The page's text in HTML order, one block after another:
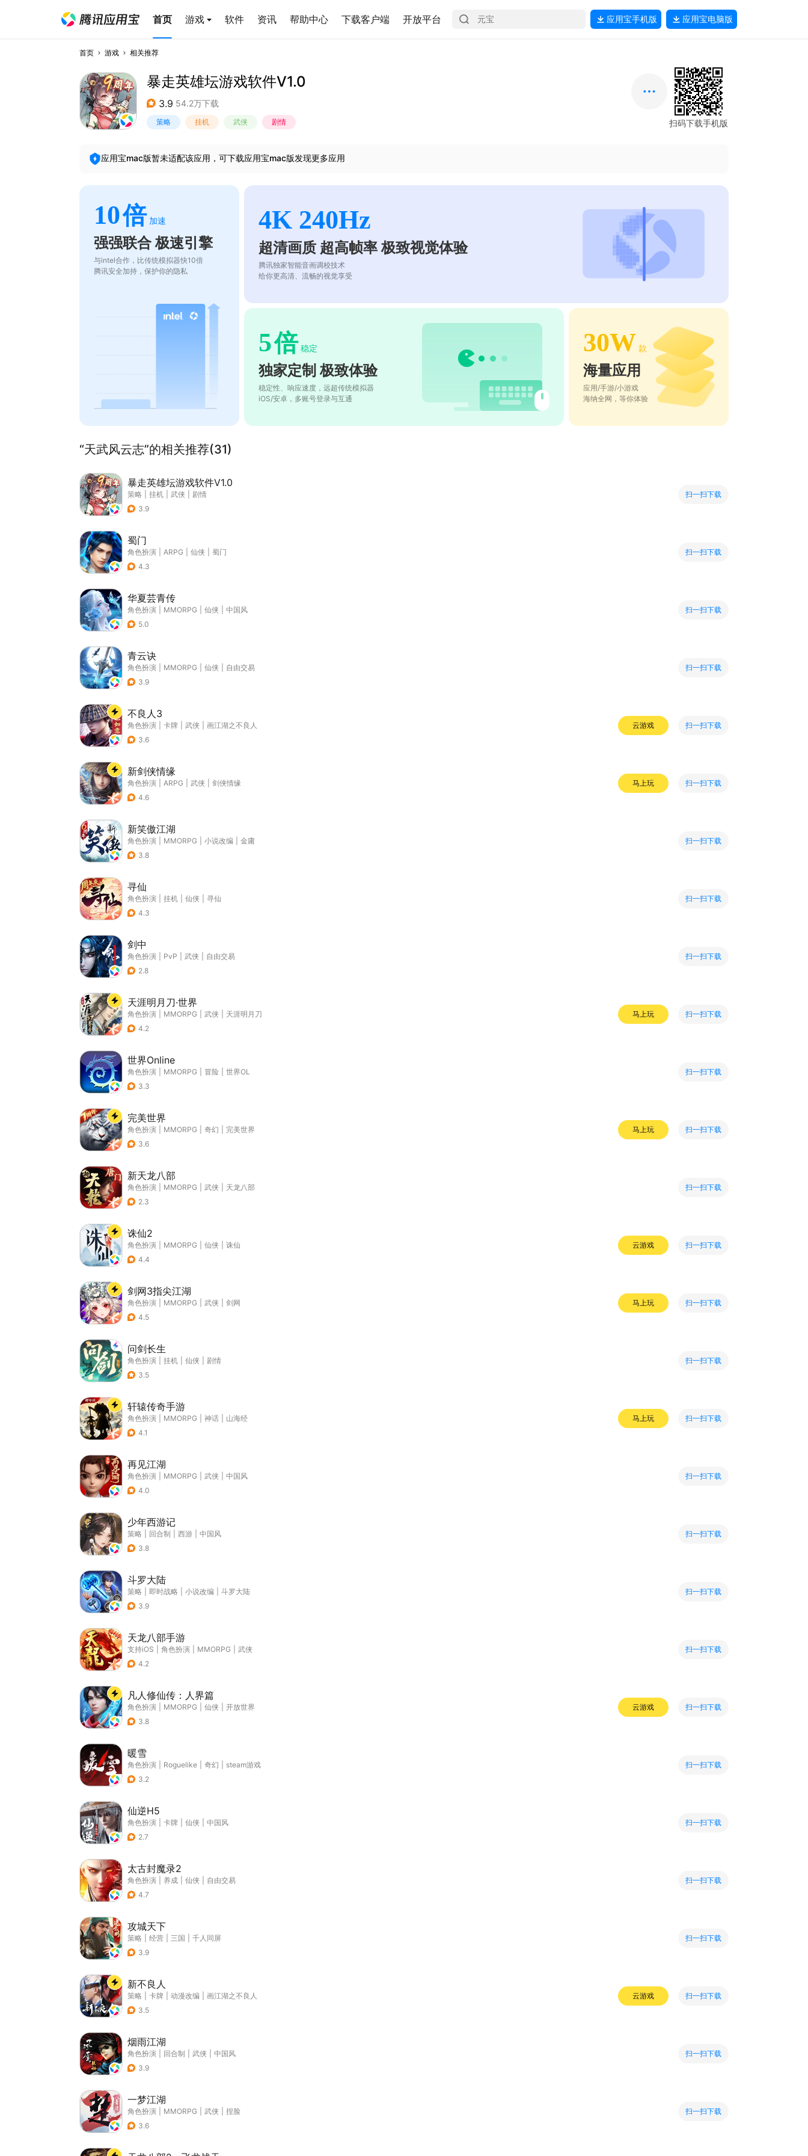
首页 游戏 软件 资讯 帮助中心 下载客户端 开放平台 应用宝手机版 应用宝电脑版
首页 游戏 相关推荐
暴走英雄坛游戏软件V1.0
3.9 54.2万下载
策略 挂机 武侠 剧情 扫码下载手机版
应用宝mac版暂未适配该应用，可下载应用宝mac版发现更多应用
10倍 加速
强强联合 极速引擎
与intel合作，比传统模拟器快10倍
腾讯安全加持，保护你的隐私
4K 240Hz
超清画质 超高帧率 极致视觉体验
腾讯独家智能音画调校技术
给你更高清、流畅的视觉享受
5倍 稳定
独家定制 极致体验
稳定性、响应速度，远超传统模拟器
iOS/安卓，多账号登录与互通
30W 款
海量应用
应用/手游/小游戏
海纳全网，等你体验
“天武风云志”的相关推荐(31)
暴走英雄坛游戏软件V1.0
策略 挂机 武侠
剧情
3.9
扫一扫下载
蜀门
角色扮演 ARPG 仙侠
蜀门
4.3
扫一扫下载
华夏芸青传
角色扮演 MMORPG 仙侠
中国风
5.0
扫一扫下载
青云诀
角色扮演 MMORPG 仙侠
自由交易
3.9
扫一扫下载
不良人3
角色扮演 卡牌 武侠
画江湖之不良人
3.6
云游戏 扫一扫下载
新剑侠情缘
角色扮演 ARPG 武侠
剑侠情缘
4.6
马上玩 扫一扫下载
新笑傲江湖
角色扮演 MMORPG 小说改编
金庸
3.8
扫一扫下载
寻仙
角色扮演 挂机 仙侠
寻仙
4.3
扫一扫下载
剑中
角色扮演 PvP 武侠
自由交易
2.8
扫一扫下载
天涯明月刀·世界
角色扮演 MMORPG 武侠
天涯明月刀
4.2
马上玩 扫一扫下载
世界Online
角色扮演 MMORPG 冒险
世界OL
3.3
扫一扫下载
完美世界
角色扮演 MMORPG 奇幻
完美世界
3.6
马上玩 扫一扫下载
新天龙八部
角色扮演 MMORPG 武侠
天龙八部
2.3
扫一扫下载
诛仙2
角色扮演 MMORPG 仙侠
诛仙
4.4
云游戏 扫一扫下载
剑网3指尖江湖
角色扮演 MMORPG 武侠
剑网
4.5
马上玩 扫一扫下载
问剑长生
角色扮演 挂机 仙侠
剧情
3.5
扫一扫下载
轩辕传奇手游
角色扮演 MMORPG 神话
山海经
4.1
马上玩 扫一扫下载
再见江湖
角色扮演 MMORPG 武侠
中国风
4.0
扫一扫下载
少年西游记
策略 回合制 西游
中国风
3.8
扫一扫下载
斗罗大陆
策略 即时战略 小说改编
斗罗大陆
3.9
扫一扫下载
天龙八部手游
支持iOS 角色扮演 MMORPG
武侠
4.2
扫一扫下载
凡人修仙传：人界篇
角色扮演 MMORPG 仙侠
开放世界
3.8
云游戏 扫一扫下载
暖雪
角色扮演 Roguelike 奇幻
steam游戏
3.2
扫一扫下载
仙逆H5
角色扮演 卡牌 仙侠
中国风
2.7
扫一扫下载
太古封魔录2
角色扮演 养成 仙侠
自由交易
4.7
扫一扫下载
攻城天下
策略 经营 三国
千人同屏
3.9
扫一扫下载
新不良人
策略 卡牌 动漫改编
画江湖之不良人
3.5
云游戏 扫一扫下载
烟雨江湖
角色扮演 回合制 武侠
中国风
3.9
扫一扫下载
一梦江湖
角色扮演 MMORPG 武侠
捏脸
3.6
扫一扫下载